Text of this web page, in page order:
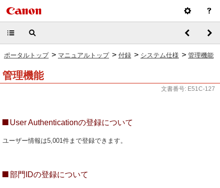
ポータルトップ > マニュアルトップ > 付録 > システム仕様 > 管理機能
管理機能
文書番号: E51C-127
User Authenticationの登録について
ユーザー情報は5,001件まで登録できます。
部門IDの登録について